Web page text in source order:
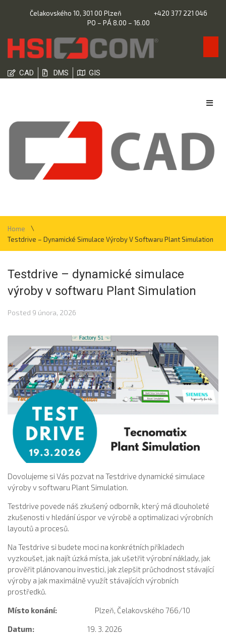
Čelakovského 10, 301 00 Plzeň
+420 377 221 046
PO – PÁ 8.00 – 16.00
CAD DMS GIS
Home
\
Testdrive – Dynamické Simulace Výroby V Softwaru Plant Simulation
Testdrive – dynamické simulace
výroby v softwaru Plant Simulation
Posted 9 února, 2026
Dovolujeme si Vás pozvat na Testdrive dynamické simulace
výroby v softwaru Plant Simulation.
Testdrive povede náš zkušený odborník, který má dlouholeté
zkušenosti v hledání úspor ve výrobě a optimalizaci výrobních
layoutů a procesů.
Na Testdrive si budete moci na konkrétních příkladech
vyzkoušet, jak najít úzká místa, jak ušetřit výrobní náklady, jak
prověřit plánovanou investici, jak zlepšit průchodnost stávající
výroby a jak maximálně využít stávajících výrobních
prostředků.
Místo konání: Plzeň, Čelakovského 766/10
Datum: 19. 3. 2026